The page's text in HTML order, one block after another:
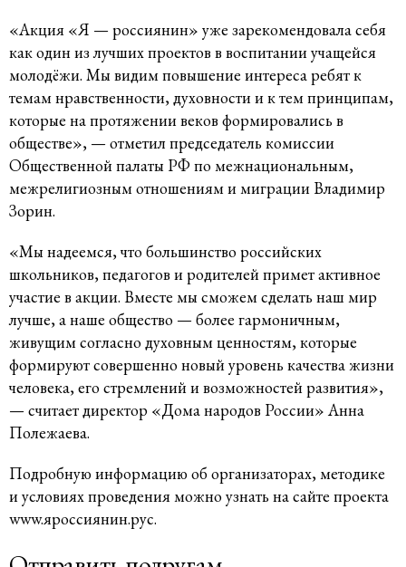
«Акция «Я — россиянин» уже зарекомендовала себя
как один из лучших проектов в воспитании учащейся
молодёжи. Мы видим повышение интереса ребят к
темам нравственности, духовности и к тем принципам,
которые на протяжении веков формировались в
обществе», — отметил председатель комиссии
Общественной палаты РФ по межнациональным,
межрелигиозным отношениям и миграции Владимир
Зорин.
«Мы надеемся, что большинство российских
школьников, педагогов и родителей примет активное
участие в акции. Вместе мы сможем сделать наш мир
лучше, а наше общество — более гармоничным,
живущим согласно духовным ценностям, которые
формируют совершенно новый уровень качества жизни
человека, его стремлений и возможностей развития»,
— считает директор «Дома народов России» Анна
Полежаева.
Подробную информацию об организаторах, методике
и условиях проведения можно узнать на сайте проекта
www.яроссиянин.рус.